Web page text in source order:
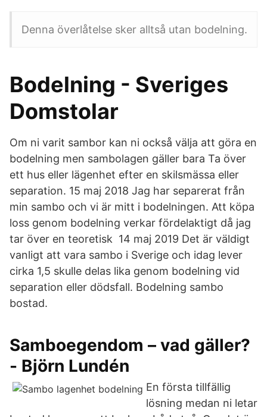
Denna överlåtelse sker alltså utan bodelning.
Bodelning - Sveriges
Domstolar
Om ni varit sambor kan ni också välja att göra en
bodelning men sambolagen gäller bara Ta över
ett hus eller lägenhet efter en skilsmässa eller
separation. 15 maj 2018 Jag har separerat från
min sambo och vi är mitt i bodelningen. Att köpa
loss genom bodelning verkar fördelaktigt då jag
tar över en teoretisk 14 maj 2019 Det är väldigt
vanligt att vara sambo i Sverige och idag lever
cirka 1,5 skulle delas lika genom bodelning vid
separation eller dödsfall. Bodelning sambo
bostad.
Samboegendom – vad gäller?
- Björn Lundén
En första tillfällig
lösning medan ni letar